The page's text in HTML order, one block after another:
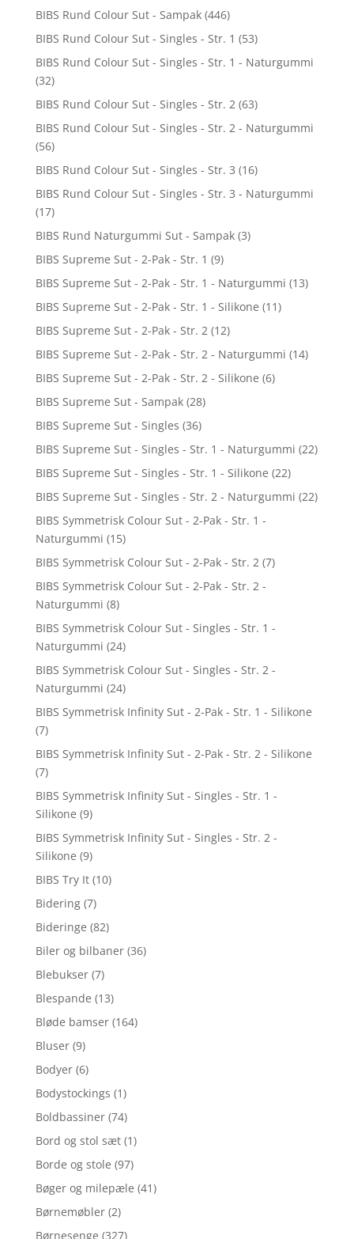
BIBS Rund Colour Sut - Sampak (446)
BIBS Rund Colour Sut - Singles - Str. 1 (53)
BIBS Rund Colour Sut - Singles - Str. 1 - Naturgummi
(32)
BIBS Rund Colour Sut - Singles - Str. 2 (63)
BIBS Rund Colour Sut - Singles - Str. 2 - Naturgummi
(56)
BIBS Rund Colour Sut - Singles - Str. 3 (16)
BIBS Rund Colour Sut - Singles - Str. 3 - Naturgummi
(17)
BIBS Rund Naturgummi Sut - Sampak (3)
BIBS Supreme Sut - 2-Pak - Str. 1 (9)
BIBS Supreme Sut - 2-Pak - Str. 1 - Naturgummi (13)
BIBS Supreme Sut - 2-Pak - Str. 1 - Silikone (11)
BIBS Supreme Sut - 2-Pak - Str. 2 (12)
BIBS Supreme Sut - 2-Pak - Str. 2 - Naturgummi (14)
BIBS Supreme Sut - 2-Pak - Str. 2 - Silikone (6)
BIBS Supreme Sut - Sampak (28)
BIBS Supreme Sut - Singles (36)
BIBS Supreme Sut - Singles - Str. 1 - Naturgummi (22)
BIBS Supreme Sut - Singles - Str. 1 - Silikone (22)
BIBS Supreme Sut - Singles - Str. 2 - Naturgummi (22)
BIBS Symmetrisk Colour Sut - 2-Pak - Str. 1 -
Naturgummi (15)
BIBS Symmetrisk Colour Sut - 2-Pak - Str. 2 (7)
BIBS Symmetrisk Colour Sut - 2-Pak - Str. 2 -
Naturgummi (8)
BIBS Symmetrisk Colour Sut - Singles - Str. 1 -
Naturgummi (24)
BIBS Symmetrisk Colour Sut - Singles - Str. 2 -
Naturgummi (24)
BIBS Symmetrisk Infinity Sut - 2-Pak - Str. 1 - Silikone
(7)
BIBS Symmetrisk Infinity Sut - 2-Pak - Str. 2 - Silikone
(7)
BIBS Symmetrisk Infinity Sut - Singles - Str. 1 -
Silikone (9)
BIBS Symmetrisk Infinity Sut - Singles - Str. 2 -
Silikone (9)
BIBS Try It (10)
Bidering (7)
Bideringe (82)
Biler og bilbaner (36)
Blebukser (7)
Blespande (13)
Bløde bamser (164)
Bluser (9)
Bodyer (6)
Bodystockings (1)
Boldbassiner (74)
Bord og stol sæt (1)
Borde og stole (97)
Bøger og milepæle (41)
Børnemøbler (2)
Børnesenge (327)